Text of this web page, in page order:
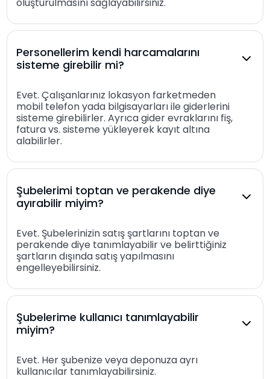
Personellerim kendi harcamalarını
sisteme girebilir mi?
Evet. Çalışanlarınız lokasyon farketmeden
mobil telefon yada bilgisayarları ile giderlerini
sisteme girebilirler. Ayrıca gider evraklarını fiş,
fatura vs. sisteme yükleyerek kayıt altına
alabilirler.
Şubelerimi toptan ve perakende diye
ayırabilir miyim?
Evet. Şubelerinizin satış şartlarını toptan ve
perakende diye tanımlayabilir ve belirttiğiniz
şartların dışında satış yapılmasını
engelleyebilirsiniz.
Şubelerime kullanıcı tanımlayabilir
miyim?
Evet. Her şubenize veya deponuza ayrı
kullanıcılar tanımlayabilirsiniz.